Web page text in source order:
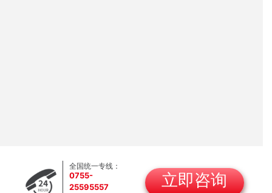
全国统一专线：
0755-
25595557
立即咨询